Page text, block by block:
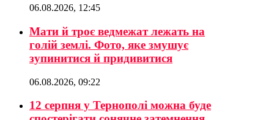
06.08.2026, 12:45
Мати й троє ведмежат лежать на
голій землі. Фото, яке змушує
зупинитися й придивитися
06.08.2026, 09:22
12 серпня у Тернополі можна буде